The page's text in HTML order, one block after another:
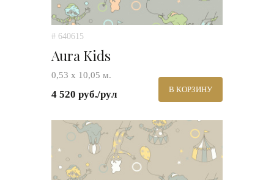
# 640615
Aura Kids
0,53 х 10,05 м.
4 520 руб./рул В КОРЗИНУ